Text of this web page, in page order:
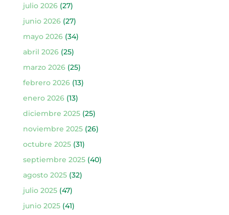
julio 2026(27)
junio 2026(27)
mayo 2026(34)
abril 2026(25)
marzo 2026(25)
febrero 2026(13)
enero 2026(13)
diciembre 2025(25)
noviembre 2025(26)
octubre 2025(31)
septiembre 2025(40)
agosto 2025(32)
julio 2025(47)
junio 2025(41)